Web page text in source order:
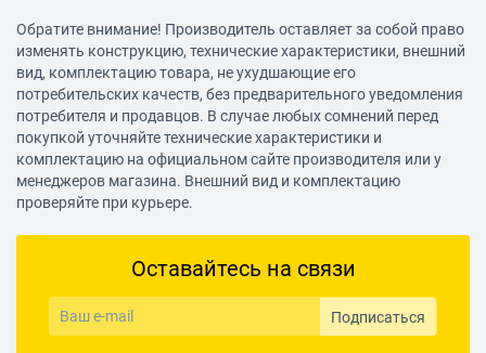
Обратите внимание! Производитель оставляет за собой право
изменять конструкцию, технические характеристики, внешний
вид, комплектацию товара, не ухудшающие его
потребительских качеств, без предварительного уведомления
потребителя и продавцов. В случае любых сомнений перед
покупкой уточняйте технические характеристики и
комплектацию на официальном сайте производителя или у
менеджеров магазина. Внешний вид и комплектацию
проверяйте при курьере.
Оставайтесь на связи
Подписаться